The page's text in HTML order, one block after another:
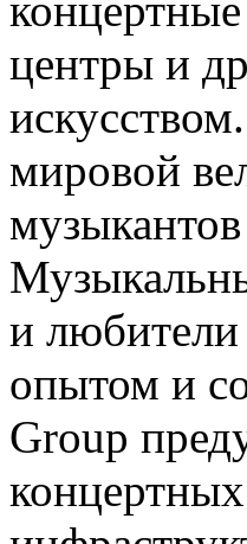
центры и
мировой
и любители
опытом и
Group